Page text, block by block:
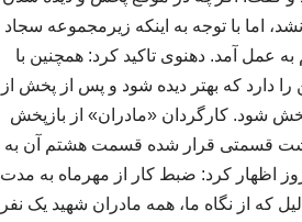
اما با توجه به اینکه زیرمجموعه سجاد
عمل آمد. دهنوی تاکید کرد: همچنین با
دارد که بهتر دیده شود و پس از پخش از
شود. کارگردان «مادران» از بازپخش
هشت قسمتی قرار شده قسمت هشتم آن به
تله فیلم پخش شود. او با اشاره به مدت زمان فیلمبرداری سریال در ۸۰ روز اظهار کرد: ضبط کار از مهرماه به مدت
که از نگاه ما، همه مادران شهید یک نفر